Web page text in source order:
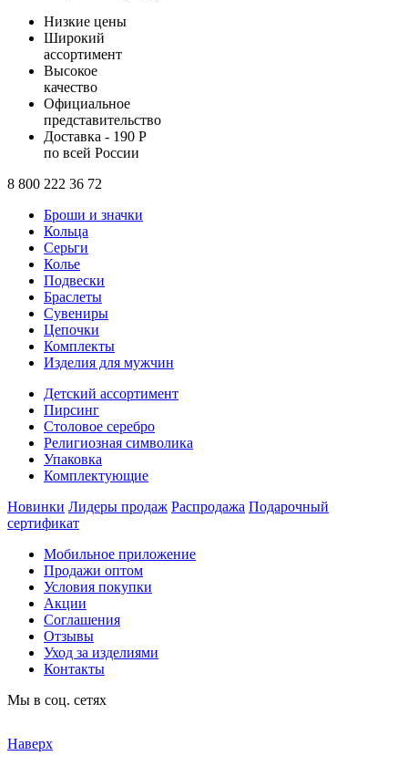
Низкие цены
Широкий
ассортимент
Высокое
качество
Официальное
представительство
Доставка - 190 Р
по всей России
8 800 222 36 72
Броши и значки
Кольца
Серьги
Колье
Подвески
Браслеты
Сувениры
Цепочки
Комплекты
Изделия для мужчин
Детский ассортимент
Пирсинг
Столовое серебро
Религиозная символика
Упаковка
Комплектующие
Новинки Лидеры продаж Распродажа Подарочный
сертификат
Мобильное приложение
Продажи оптом
Условия покупки
Акции
Соглашения
Отзывы
Уход за изделиями
Контакты
Мы в соц. сетях
Наверх